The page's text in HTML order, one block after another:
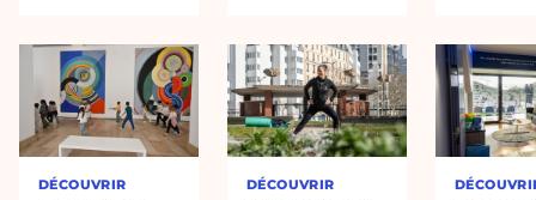
DÉCOUVRIR DÉCOUVRIR